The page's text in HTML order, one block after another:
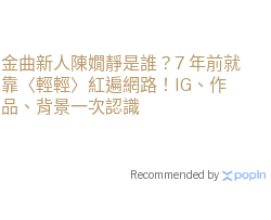
金曲新人陳嫺靜是誰？7 年前就
靠〈輕輕〉紅遍網路！IG、作
品、背景一次認識
Recommended by